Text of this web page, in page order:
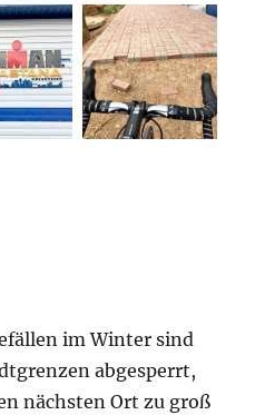
im Winter sind
abgesperrt,
nächsten Ort zu groß